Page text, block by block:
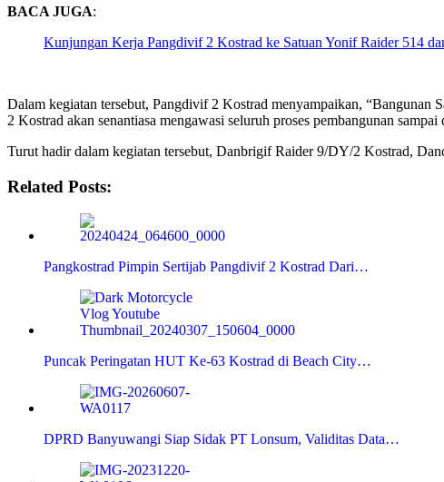
BACA JUGA:
Kunjungan Kerja Pangdivif 2 Kostrad ke Satuan Yonif Raider 514
Dalam kegiatan tersebut, Pangdivif 2 Kostrad menyampaikan, “Bangunan
2 Kostrad akan senantiasa mengawasi seluruh proses pembangunan
Turut hadir dalam kegiatan tersebut, Danbrigif Raider 9/DY/2 Kostrad,
Related Posts:
Pangkostrad Pimpin Sertijab Pangdivif 2 Kostrad Dari…
Puncak Peringatan HUT Ke-63 Kostrad di Beach City…
DPRD Banyuwangi Siap Sidak PT Lonsum, Validitas Data…